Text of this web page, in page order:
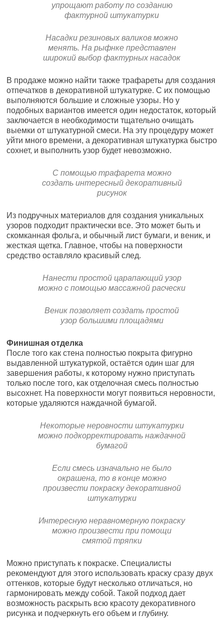
упрощают работу по созданию
фактурной штукатурки
Насадки резиновых валиков можно
менять. На рыфнке представлен
широкий выбор фактурных насадок
В продаже можно найти также трафареты для создания
отпечатков в декоративной штукатурке. С их помощью
выполняются большие и сложные узоры. Но у
подобных вариантов имеется один недостаток, который
заключается в необходимости тщательно очищать
выемки от штукатурной смеси. На эту процедуру может
уйти много времени, а декоративная штукатурка быстро
сохнет, и выполнить узор будет невозможно.
С помощью трафарета можно
создать интересный декоративный
рисунок
Из подручных материалов для создания уникальных
узоров подходит практически все. Это может быть и
скомканная фольга, и обычный лист бумаги, и веник, и
жесткая щетка. Главное, чтобы на поверхности
средство оставляло красивый след.
Нанести простой царапающий узор
можно с помощью массажной расчески
Веник позволяет создать простой
узор большими площадями
Финишная отделка
После того как стена полностью покрыта фигурно
выдавленной штукатуркой, остаётся один шаг для
завершения работы, к которому нужно приступать
только после того, как отделочная смесь полностью
высохнет. На поверхности могут появиться неровности,
которые удаляются наждачной бумагой.
Некоторые неровности штукатурки
можно подкорректировать наждачной
бумагой
Если смесь изначально не было
окрашена, то в конце можно
произвести покраску декоративной
штукатурки
Интересную неравномерную покраску
можно произвести при помощи
смятой тряпки
Можно приступать к покраске. Специалисты
рекомендуют для этого использовать краску сразу двух
оттенков, которые будут несколько отличаться, но
гармонировать между собой. Такой подход дает
возможность раскрыть всю красоту декоративного
рисунка и подчеркнуть его объем и глубину.